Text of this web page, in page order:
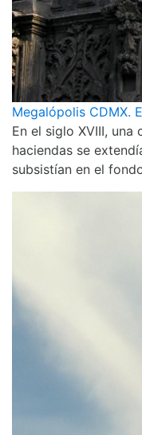
Megalópolis CDMX.
En el siglo XVIII,
haciendas se
subsistían en el